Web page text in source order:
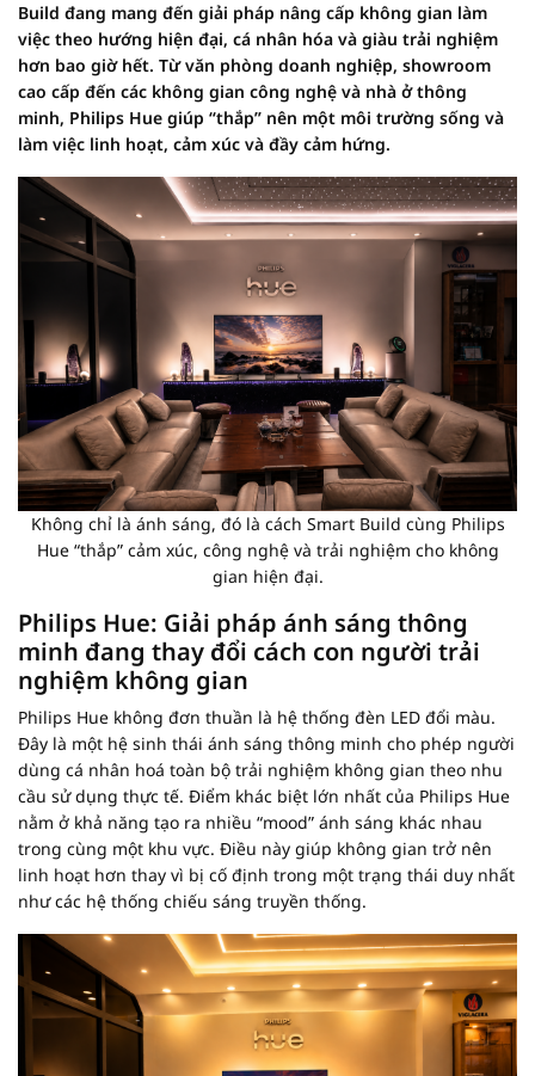
Build đang mang đến giải pháp nâng cấp không gian làm
việc theo hướng hiện đại, cá nhân hóa và giàu trải nghiệm
hơn bao giờ hết. Từ văn phòng doanh nghiệp, showroom
cao cấp đến các không gian công nghệ và nhà ở thông
minh, Philips Hue giúp “thắp” nên một môi trường sống và
làm việc linh hoạt, cảm xúc và đầy cảm hứng.
Không chỉ là ánh sáng, đó là cách Smart Build cùng Philips
Hue “thắp” cảm xúc, công nghệ và trải nghiệm cho không
gian hiện đại.
Philips Hue: Giải pháp ánh sáng thông
minh đang thay đổi cách con người trải
nghiệm không gian
Philips Hue không đơn thuần là hệ thống đèn LED đổi màu.
Đây là một hệ sinh thái ánh sáng thông minh cho phép người
dùng cá nhân hoá toàn bộ trải nghiệm không gian theo nhu
cầu sử dụng thực tế. Điểm khác biệt lớn nhất của Philips Hue
nằm ở khả năng tạo ra nhiều “mood” ánh sáng khác nhau
trong cùng một khu vực. Điều này giúp không gian trở nên
linh hoạt hơn thay vì bị cố định trong một trạng thái duy nhất
như các hệ thống chiếu sáng truyền thống.